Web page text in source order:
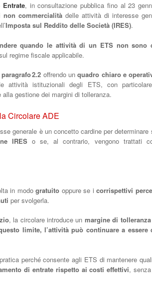
, in consultazione pubblica fino al 23
commercialità delle attività di interesse
Imposta sul Reddito delle Società (IRES).
quando le attività di un ETS non sono
regime fiscale applicabile.
paragrafo 2.2 offrendo unquadro chiaro e
istituzionali degli ETS, con
gestione dei margini di tolleranza.
Circolare ADE
generale è un concetto cardine per determinare
IRESo se, al contrario, vengono trattati
in modogratuito oppure se icorrispettivi
per svolgerla.
, la circolare introduce un margine di tolleranza
limite, l’attività può continuare a essere
perché consente agli ETS di mantenere
di entrate rispetto ai costi effettivi,